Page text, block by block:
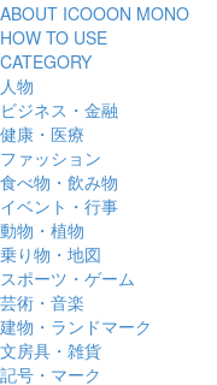
ABOUT ICOOON MONO
HOW TO USE
CATEGORY
人物
ビジネス・金融
健康・医療
ファッション
食べ物・飲み物
イベント・行事
動物・植物
乗り物・地図
スポーツ・ゲーム
芸術・音楽
建物・ランドマーク
文房具・雑貨
記号・マーク